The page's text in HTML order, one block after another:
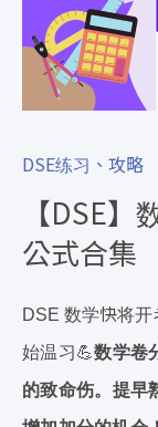
DSE练习、攻略
【DSE
公式合集
DSE 数学快将开
始温习💪数学卷
的致命伤。提早